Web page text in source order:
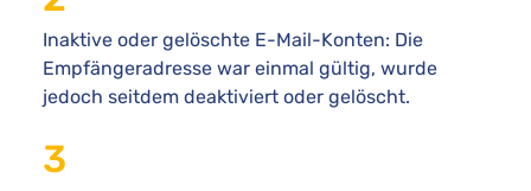
Inaktive oder gelöschte E-Mail-Konten: Die
Empfängeradresse war einmal gültig, wurde
jedoch seitdem deaktiviert oder gelöscht.